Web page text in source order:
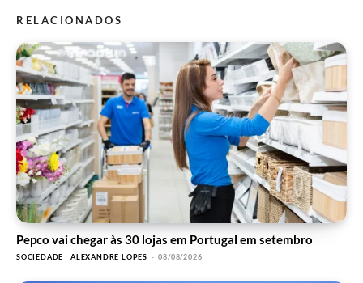
RELACIONADOS
Pepco vai chegar às 30 lojas em Portugal em setembro
SOCIEDADE ALEXANDRE LOPES - 08/08/2026